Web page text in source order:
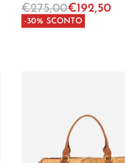
€275,00€192,50
-30% SCONTO
Aggiungi al carrello